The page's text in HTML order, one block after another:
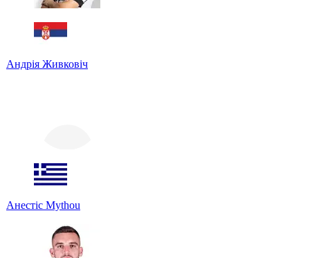
Андрія Живковіч
Анестіс Mythou